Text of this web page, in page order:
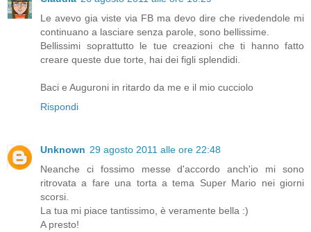
Le avevo gia viste via FB ma devo dire che rivedendole mi
continuano a lasciare senza parole, sono bellissime.
Bellissimi soprattutto le tue creazioni che ti hanno fatto
creare queste due torte, hai dei figli splendidi.
Baci e Auguroni in ritardo da me e il mio cucciolo
Rispondi
Unknown 29 agosto 2011 alle ore 22:48
Neanche ci fossimo messe d'accordo anch'io mi sono
ritrovata a fare una torta a tema Super Mario nei giorni
scorsi.
La tua mi piace tantissimo, è veramente bella :)
A presto!